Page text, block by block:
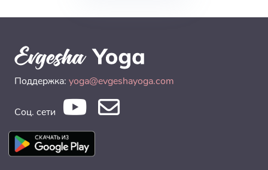
Поддержка: yoga@evgeshayoga.com
Соц. сети